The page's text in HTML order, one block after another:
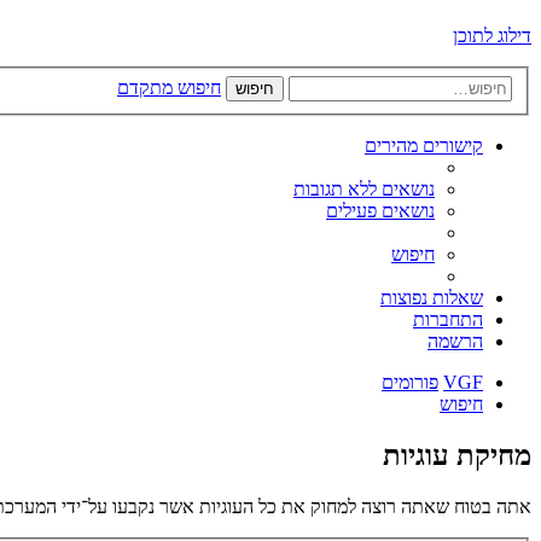
דילוג לתוכן
חיפוש חיפוש מתקדם
קישורים מהירים
נושאים ללא תגובות
נושאים פעילים
חיפוש
שאלות נפוצות
התחברות
הרשמה
VGF פורומים
חיפוש
מחיקת עוגיות
אתה בטוח שאתה רוצה למחוק את כל העוגיות אשר נקבעו על־ידי